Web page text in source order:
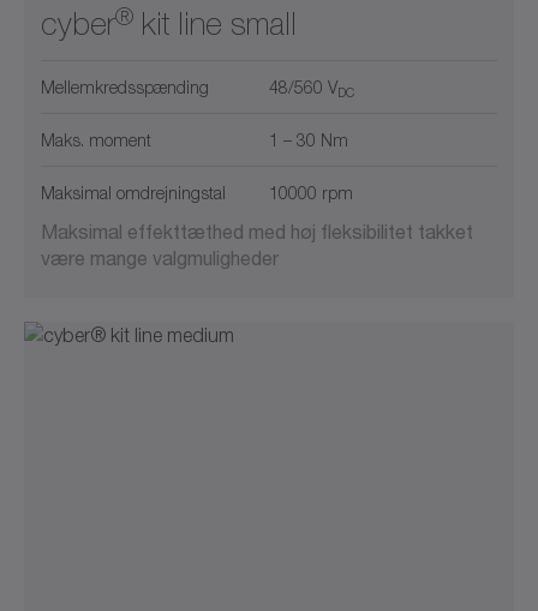
cyber® kit line small
Mellemkredsspænding 48/560 VDC
Maks. moment 1 – 30 Nm
Maksimal omdrejningstal 10000 rpm
Maksimal effekttæthed med høj fleksibilitet takket
være mange valgmuligheder